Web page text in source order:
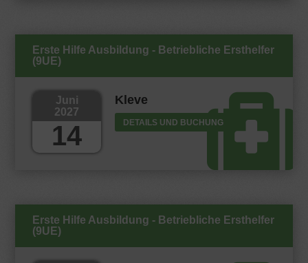
Erste Hilfe Ausbildung - Betriebliche Ersthelfer
(9UE)
Juni
2027
14
Kleve
DETAILS UND BUCHUNG
Erste Hilfe Ausbildung - Betriebliche Ersthelfer
(9UE)